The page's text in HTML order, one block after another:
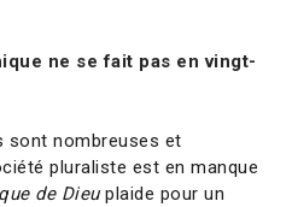
ne se fait pas en vingt-
sont nombreuses et
pluraliste est en manque
de Dieuplaide pour un